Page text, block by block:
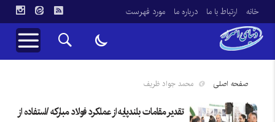
خانه ارتباط با ما درباره ما مورد فهرست
صفحه اصلی محمد جواد ظریف
تقدیر مقامات بلندپایه از عملکرد فولاد مبارکه /استفاده از